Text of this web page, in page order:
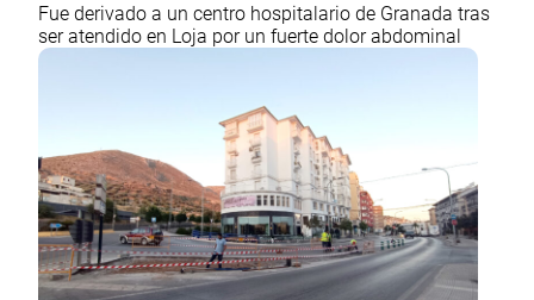
Fue derivado a un centro hospitalario de Granada tras
ser atendido en Loja por un fuerte dolor abdominal